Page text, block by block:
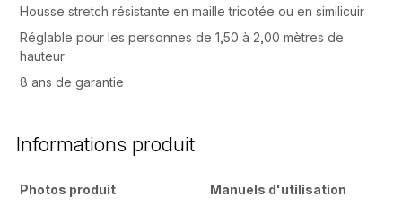
Housse stretch résistante en maille tricotée ou en similicuir
Réglable pour les personnes de 1,50 à 2,00 mètres de
hauteur
8 ans de garantie
Informations produit
Photos produit Manuels d'utilisation